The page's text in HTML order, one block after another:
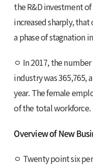
the R&D investment
increased sharply,
a phase of stagnation
ㅇ In 2017, the
industry was 365,765,
year. The female
of the total workforce.
Overview of New
ㅇ Twenty point six